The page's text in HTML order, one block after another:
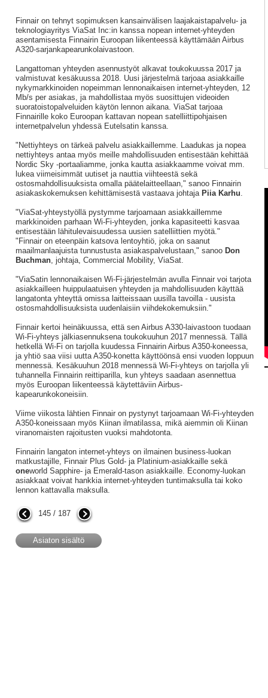
Finnair on tehnyt sopimuksen kansainvälisen laajakaistapalvelu- ja
teknologiayritys ViaSat Inc:in kanssa nopean internet-yhteyden
asentamisesta Finnairin Euroopan liikenteessä käyttämään Airbus
A320-sarjankapearunkolaivastoon.
Langattoman yhteyden asennustyöt alkavat toukokuussa 2017 ja
valmistuvat kesäkuussa 2018. Uusi järjestelmä tarjoaa asiakkaille
nykymarkkinoiden nopeimman lennonaikaisen internet-yhteyden, 12
Mb/s per asiakas, ja mahdollistaa myös suosittujen videoiden
suoratoistopalveluiden käytön lennon aikana. ViaSat tarjoaa
Finnairille koko Euroopan kattavan nopean satelliittipohjaisen
internetpalvelun yhdessä Eutelsatin kanssa.
"Nettiyhteys on tärkeä palvelu asiakkaillemme. Laadukas ja nopea
nettiyhteys antaa myös meille mahdollisuuden entisestään kehittää
Nordic Sky -portaaliamme, jonka kautta asiakkaamme voivat mm.
lukea viimeisimmät uutiset ja nauttia viihteestä sekä
ostosmahdollisuuksista omalla päätelaitteellaan," sanoo Finnairin
asiakaskokemuksen kehittämisestä vastaava johtaja Piia Karhu.
"ViaSat-yhteystyöllä pystymme tarjoamaan asiakkaillemme
markkinoiden parhaan Wi-Fi-yhteyden, jonka kapasiteetti kasvaa
entisestään lähitulevaisuudessa uusien satelliittien myötä."
"Finnair on eteenpäin katsova lentoyhtiö, joka on saanut
maailmanlaajuista tunnustusta asiakaspalvelustaan," sanoo Don
Buchman, johtaja, Commercial Mobility, ViaSat.
"ViaSatin lennonaikaisen Wi-Fi-järjestelmän avulla Finnair voi tarjota
asiakkailleen huippulaatuisen yhteyden ja mahdollisuuden käyttää
langatonta yhteyttä omissa laitteissaan uusilla tavoilla - uusista
ostosmahdollisuuksista uudenlaisiin viihdekokemuksiin."
Finnair kertoi heinäkuussa, että sen Airbus A330-laivastoon tuodaan
Wi-Fi-yhteys jälkiasennuksena toukokuuhun 2017 mennessä. Tällä
hetkellä Wi-Fi on tarjolla kuudessa Finnairin Airbus A350-koneessa,
ja yhtiö saa viisi uutta A350-konetta käyttöönsä ensi vuoden loppuun
mennessä. Kesäkuuhun 2018 mennessä Wi-Fi-yhteys on tarjolla yli
tuhannella Finnairin reittiparilla, kun yhteys saadaan asennettua
myös Euroopan liikenteessä käytettäviin Airbus-
kapearunkokoneisiin.
Viime viikosta lähtien Finnair on pystynyt tarjoamaan Wi-Fi-yhteyden
A350-koneissaan myös Kiinan ilmatilassa, mikä aiemmin oli Kiinan
viranomaisten rajoitusten vuoksi mahdotonta.
Finnairin langaton internet-yhteys on ilmainen business-luokan
matkustajille, Finnair Plus Gold- ja Platinium-asiakkaille sekä
oneworld Sapphire- ja Emerald-tason asiakkaille. Economy-luokan
asiakkaat voivat hankkia internet-yhteyden tuntimaksulla tai koko
lennon kattavalla maksulla.
145 / 187
Asiaton sisältö